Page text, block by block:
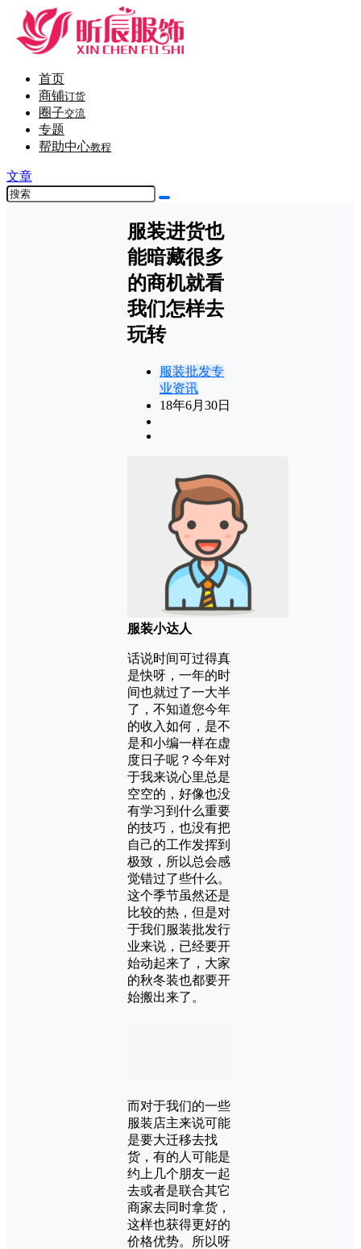
首页
商铺订货
圈子交流
专题
帮助中心教程
文章
服装进货也
能暗藏很多
的商机就看
我们怎样去
玩转
服装批发专
业资讯
18年6月30日
服装小达人
话说时间可过得真
是快呀，一年的时
间也就过了一大半
了，不知道您今年
的收入如何，是不
是和小编一样在虚
度日子呢？今年对
于我来说心里总是
空空的，好像也没
有学习到什么重要
的技巧，也没有把
自己的工作发挥到
极致，所以总会感
觉错过了些什么。
这个季节虽然还是
比较的热，但是对
于我们服装批发行
业来说，已经要开
始动起来了，大家
的秋冬装也都要开
始搬出来了。
而对于我们的一些
服装店主来说可能
是要大迁移去找
货，有的人可能是
约上几个朋友一起
去或者是联合其它
商家去同时拿货，
这样也获得更好的
价格优势。所以呀